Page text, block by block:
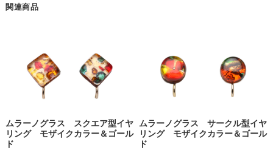
関連商品
ムラーノグラス スクエア型イヤ
リング モザイクカラー＆ゴール
ド
ムラーノグラス サークル型イヤ
リング モザイクカラー＆ゴール
ド